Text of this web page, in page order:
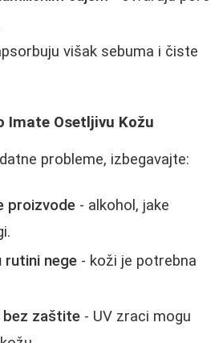
višak sebuma i čiste
Imate Osetljivu Kožu
probleme, izbegavajte:
proizvode - alkohol, jake
rutini nege - koži je potrebna
bez zaštite - UV zraci mogu